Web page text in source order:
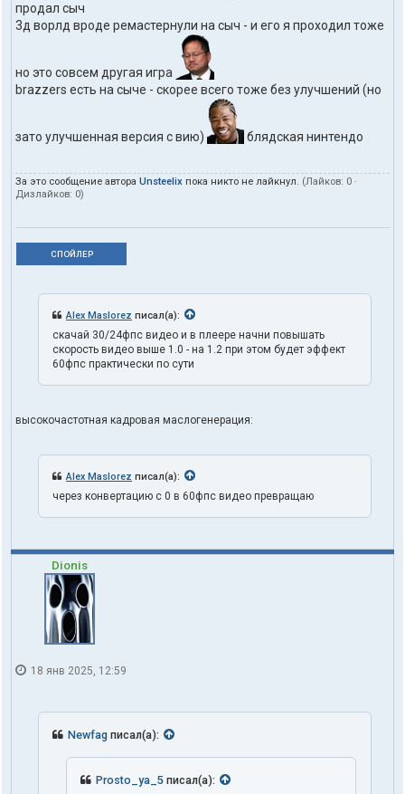
продал сыч
3д ворлд вроде ремастернули на сыч - и его я проходил тоже
но это совсем другая игра
brazzers есть на сыче - скорее всего тоже без улучшений (но
зато улучшенная версия с вию) блядская нинтендо
За это сообщение автора Unsteelix пока никто не лайкнул. (Лайков: 0 ·
Дизлайков: 0)
СПОЙЛЕР
Alex Maslorez писал(а):
скачай 30/24фпс видео и в плеере начни повышать
скорость видео выше 1.0 - на 1.2 при этом будет эффект
60фпс практически по сути
высокочастотная кадровая маслогенерация:
Alex Maslorez писал(а):
через конвертацию с 0 в 60фпс видео превращаю
Dionis
18 янв 2025, 12:59
Newfag писал(а):
Prosto_ya_5 писал(а):